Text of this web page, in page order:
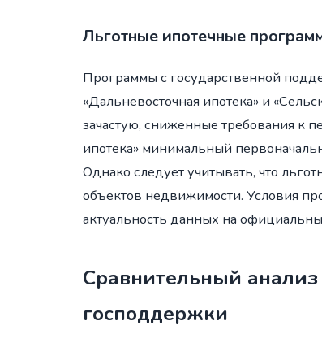
Льготные ипотечные
Программы с государственной
«Дальневосточная ипотека» и
зачастую, сниженные требования к
ипотека» минимальный
Однако следует учитывать, что
объектов недвижимости. Условия
актуальность данных на
Сравнительный
господдержки